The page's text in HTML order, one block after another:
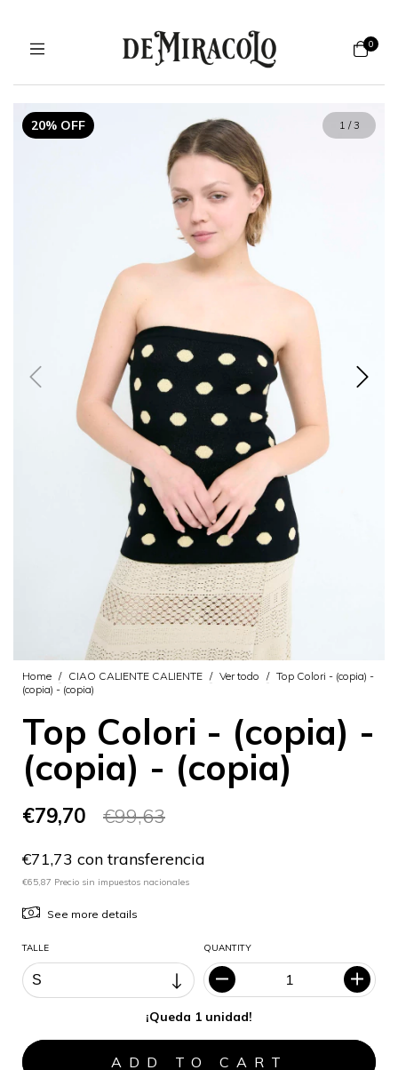
0
20% OFF 1 /3
Home / CIAO CALIENTE CALIENTE / Ver todo / Top Colori - (copia) -
(copia) - (copia)
Top Colori - (copia) -
(copia) - (copia)
€79,70 €99,63
€71,73 con transferencia
€65,87 Precio sin impuestos nacionales
See more details
TALLE QUANTITY
¡Queda 1 unidad!